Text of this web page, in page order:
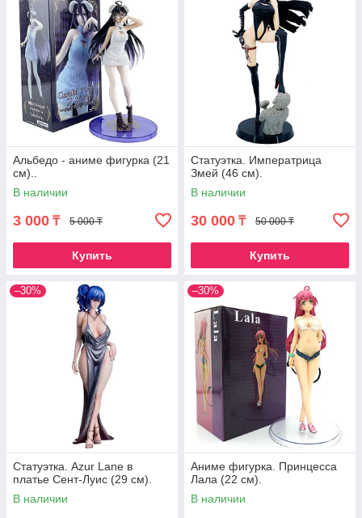
Альбедо - аниме фигурка (21
см)..
В наличии
3 000 ₸ 5 000 ₸
Купить
Статуэтка. Императрица
Змей (46 см).
В наличии
30 000 ₸ 50 000 ₸
Купить
–30%
Статуэтка. Azur Lane в
платье Сент-Луис (29 см).
В наличии
–30%
Аниме фигурка. Принцесса
Лала (22 см).
В наличии